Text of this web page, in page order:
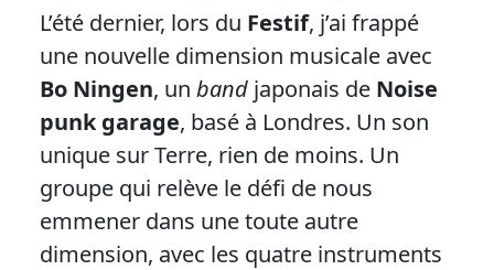
L’été dernier, lors du Festif, j’ai frappé
une nouvelle dimension musicale avec
Bo Ningen, un band japonais de Noise
punk garage, basé à Londres. Un son
unique sur Terre, rien de moins. Un
groupe qui relève le défi de nous
emmener dans une toute autre
dimension, avec les quatre instruments